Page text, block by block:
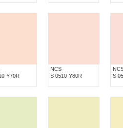
Y70R
NCS
S 0510-Y80R
S